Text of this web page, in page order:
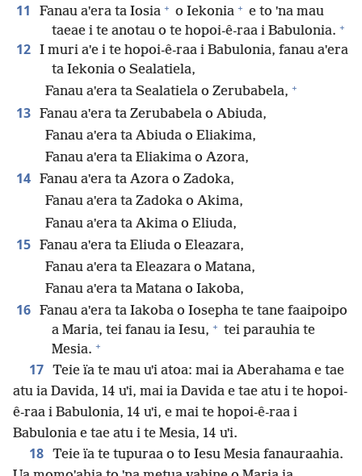
11 Fanau aˈera ta Iosia + o Iekonia + e to ˈna mau
taeae i te anotau o te hopoi-ê-raa i Babulonia. +
12 I muri aˈe i te hopoi-ê-raa i Babulonia, fanau aˈera
ta Iekonia o Sealatiela,
Fanau aˈera ta Sealatiela o Zerubabela, +
13 Fanau aˈera ta Zerubabela o Abiuda,
Fanau aˈera ta Abiuda o Eliakima,
Fanau aˈera ta Eliakima o Azora,
14 Fanau aˈera ta Azora o Zadoka,
Fanau aˈera ta Zadoka o Akima,
Fanau aˈera ta Akima o Eliuda,
15 Fanau aˈera ta Eliuda o Eleazara,
Fanau aˈera ta Eleazara o Matana,
Fanau aˈera ta Matana o Iakoba,
16 Fanau aˈera ta Iakoba o Iosepha te tane faaipoipo
a Maria, tei fanau ia Iesu, + tei parauhia te
Mesia. +
17 Teie ïa te mau uˈi atoa: mai ia Aberahama e tae
atu ia Davida, 14 uˈi, mai ia Davida e tae atu i te hopoi-
ê-raa i Babulonia, 14 uˈi, e mai te hopoi-ê-raa i
Babulonia e tae atu i te Mesia, 14 uˈi.
18 Teie ïa te tupuraa o to Iesu Mesia fanauraahia.